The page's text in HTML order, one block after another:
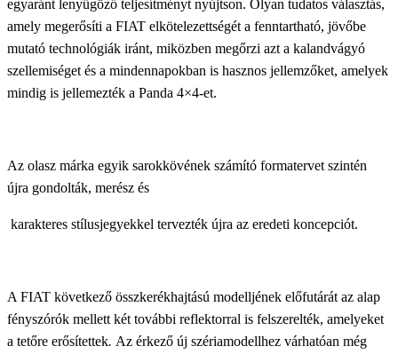
egyaránt lenyűgöző teljesítményt nyújtson. Olyan tudatos választás,
amely megerősíti a FIAT elkötelezettségét a fenntartható, jövőbe
mutató technológiák iránt, miközben megőrzi azt a kalandvágyó
szellemiséget és a mindennapokban is hasznos jellemzőket, amelyek
mindig is jellemezték a Panda 4×4-et.
Az olasz márka egyik sarokkövének számító formatervet szintén
újra gondolták, merész és
karakteres stílusjegyekkel tervezték újra az eredeti koncepciót.
A FIAT következő összkerékhajtású modelljének előfutárát az alap
fényszórók mellett két további reflektorral is felszerelték, amelyeket
a tetőre erősítettek. Az érkező új szériamodellhez várhatóan még